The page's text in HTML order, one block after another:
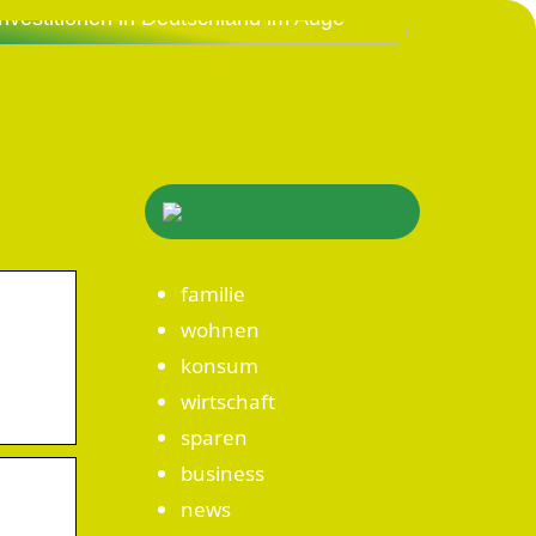
in Deutschland im Auge
familie
wohnen
konsum
wirtschaft
sparen
business
news